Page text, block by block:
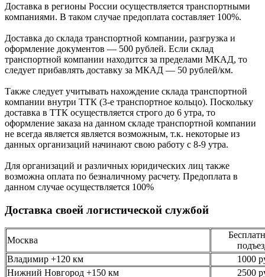
Доcтавка в регионы России осуществляется транспортными
компаниями. В таком случае предоплата составляет 100%.
Доставка до склада транспортной компании, разгрузка и
оформление документов — 500 рублей. Если склад
транспортной компании находится за пределами МКАД, то
следует прибавлять доставку за МКАД — 50 рублей/км.
Также следует учитывать нахождение склада транспортной
компании внутри ТТК (3-е транспортное кольцо). Поскольку
доставка в ТТК осуществляется строго до 6 утра, то
оформление заказа на данном складе транспортной компании
не всегда является является возможным, т.к. некоторые из
данных организаций начинают свою работу с 8-9 утра.
Для организаций и различных юридических лиц также
возможна оплата по безналичному расчету. Предоплата в
данном случае осуществляется 100%
Доставка своей логистической службой
Москва
Владимир +120 км
1000
Нижний Новгород +150 км
2500